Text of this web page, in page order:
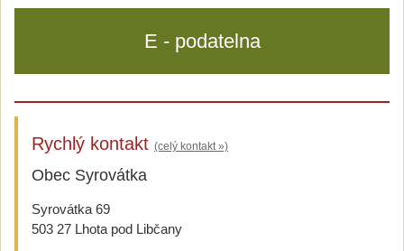
E - podatelna
Rychlý kontakt (celý kontakt »)
Obec Syrovátka
Syrovátka 69
503 27 Lhota pod Libčany